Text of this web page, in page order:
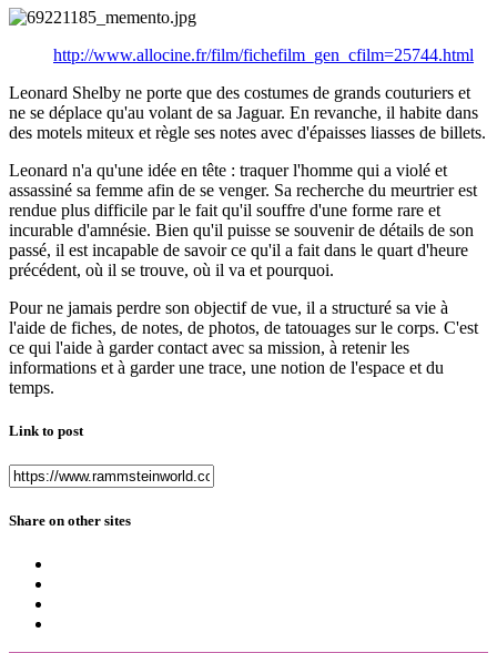
http://www.allocine.fr/film/fichefilm_gen_cfilm=25744.html
Leonard Shelby ne porte que des costumes de grands couturiers et
ne se déplace qu'au volant de sa Jaguar. En revanche, il habite dans
des motels miteux et règle ses notes avec d'épaisses liasses de billets.
Leonard n'a qu'une idée en tête : traquer l'homme qui a violé et
assassiné sa femme afin de se venger. Sa recherche du meurtrier est
rendue plus difficile par le fait qu'il souffre d'une forme rare et
incurable d'amnésie. Bien qu'il puisse se souvenir de détails de son
passé, il est incapable de savoir ce qu'il a fait dans le quart d'heure
précédent, où il se trouve, où il va et pourquoi.
Pour ne jamais perdre son objectif de vue, il a structuré sa vie à
l'aide de fiches, de notes, de photos, de tatouages sur le corps. C'est
ce qui l'aide à garder contact avec sa mission, à retenir les
informations et à garder une trace, une notion de l'espace et du
temps.
Link to post
Share on other sites